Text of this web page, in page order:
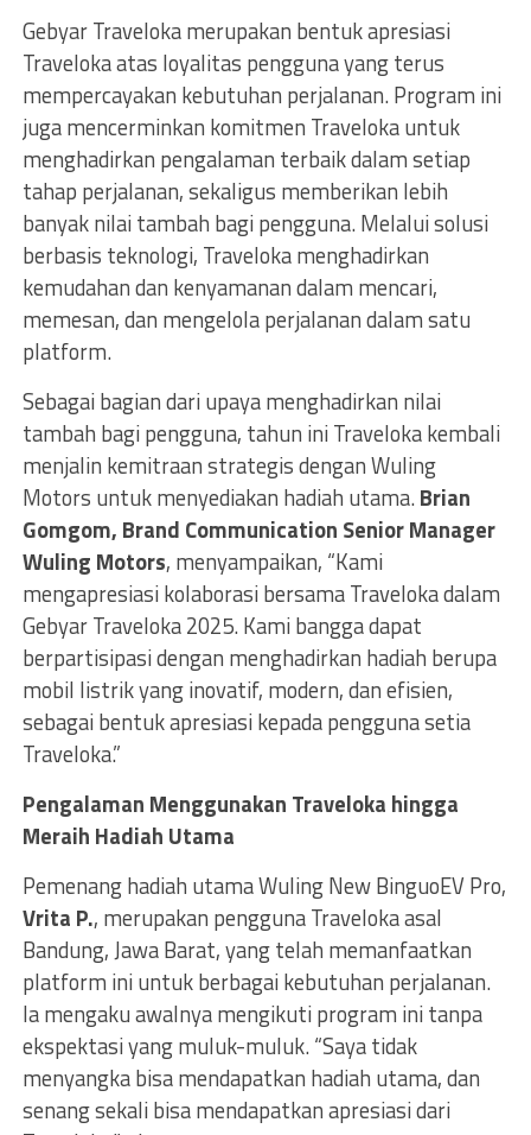
Gebyar Traveloka merupakan bentuk apresiasi
Traveloka atas loyalitas pengguna yang terus
mempercayakan kebutuhan perjalanan. Program ini
juga mencerminkan komitmen Traveloka untuk
menghadirkan pengalaman terbaik dalam setiap
tahap perjalanan, sekaligus memberikan lebih
banyak nilai tambah bagi pengguna. Melalui solusi
berbasis teknologi, Traveloka menghadirkan
kemudahan dan kenyamanan dalam mencari,
memesan, dan mengelola perjalanan dalam satu
platform.
Sebagai bagian dari upaya menghadirkan nilai
tambah bagi pengguna, tahun ini Traveloka kembali
menjalin kemitraan strategis dengan Wuling
Motors untuk menyediakan hadiah utama.Brian
Gomgom, Brand Communication Senior Manager
Wuling Motors, menyampaikan, “Kami
mengapresiasi kolaborasi bersama Traveloka dalam
Gebyar Traveloka 2025. Kami bangga dapat
berpartisipasi dengan menghadirkan hadiah berupa
mobil listrik yang inovatif, modern, dan efisien,
sebagai bentuk apresiasi kepada pengguna setia
Traveloka.”
Pengalaman Menggunakan Traveloka hingga
Meraih Hadiah Utama
Pemenang hadiah utama Wuling New BinguoEV Pro,
Vrita P., merupakan pengguna Traveloka asal
Bandung, Jawa Barat, yang telah memanfaatkan
platform ini untuk berbagai kebutuhan perjalanan.
Ia mengaku awalnya mengikuti program ini tanpa
ekspektasi yang muluk-muluk. “Saya tidak
menyangka bisa mendapatkan hadiah utama, dan
senang sekali bisa mendapatkan apresiasi dari